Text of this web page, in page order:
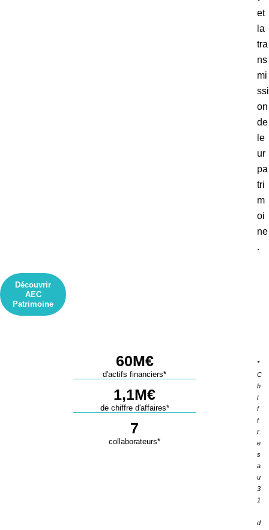
et
la
tra
ns
mi
ssi
on
de
le
ur
pa
tri
m
oi
ne
.
Découvrir
AEC
Patrimoine
60M€
d'actifs financiers*
1,1M€
de chiffre d'affaires*
7
collaborateurs*
*
C
h
i
f
f
r
e
s
a
u
3
1
d